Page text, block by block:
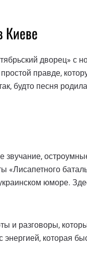
Киеве
дворец» с
правде,
будто песня
юморе.
и разговоры,
которая